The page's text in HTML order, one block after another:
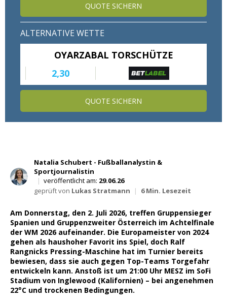
Wett Tipps für Heute
QUOTE SICHERN
ALTERNATIVE WETTE
OYARZABAL TORSCHÜTZE
2,30
QUOTE SICHERN
Natalia Schubert - Fußballanalystin &
Sportjournalistin
| veröffentlicht am: 29.06.26
geprüft von Lukas Stratmann | 6 Min. Lesezeit
Am Donnerstag, den 2. Juli 2026, treffen Gruppensieger
Spanien und Gruppenzweiter Österreich im Achtelfinale
der WM 2026 aufeinander. Die Europameister von 2024
gehen als haushoher Favorit ins Spiel, doch Ralf
Rangnicks Pressing-Maschine hat im Turnier bereits
bewiesen, dass sie auch gegen Top-Teams Torgefahr
entwickeln kann. Anstoß ist um 21:00 Uhr MESZ im SoFi
Stadium von Inglewood (Kalifornien) – bei angenehmen
22°C und trockenen Bedingungen.